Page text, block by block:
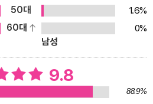
다. 작가는 마치 무중력 상태에서 실
지구에 사는 우리가 아주 당연하게 여
소름 끼치도록 실감하게 해준다. 드
로 돌아(?)왔으나 좀처럼 적응하지 못
정해져 있었던 것인지도 모른다. 일
훌쩍 넘어서는 ‘우주인’ 레오의 특별
50대
1.6%
60대
0%
남성
9.8
88.9%